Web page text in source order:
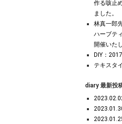
作る咳止
ました。
林真一郎
ハーブテ
開催いた
DIY：
テキスタ
diary 最新投